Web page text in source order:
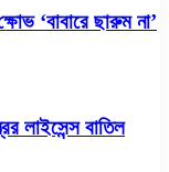
‘বাবারে ছারুম না’
লাইসেন্স বাতিল